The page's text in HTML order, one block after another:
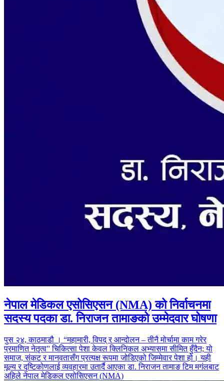
नेपाल मेडिकल एसोसिएसन (NMA) को निर्वाचनमा
सदस्य पदका डा. निराजन तामाङको उम्मेदवार घोषणा
पुस २४, काठमाडौ । “महामारी, विपद् र आन्दोलन – तीनै मोर्चामा काम गरेर
प्रमाणित नेतृत्व” चिकित्सा पेशा केवल क्लिनिकल अभ्यासमा सीमित हुँदैन; यो
समाज, संकट र मानवतासँग प्रत्यक्ष रूपमा जोडिएको जिम्मेवार पेशा हो। यही
मूल्य र दृष्टिकोणलाई व्यवहारमा उतार्दै आएका डा. निराजन तामाङ टिम मगंलबाट
अहिले नेपाल मेडिकल एसोसिएसन (NMA)